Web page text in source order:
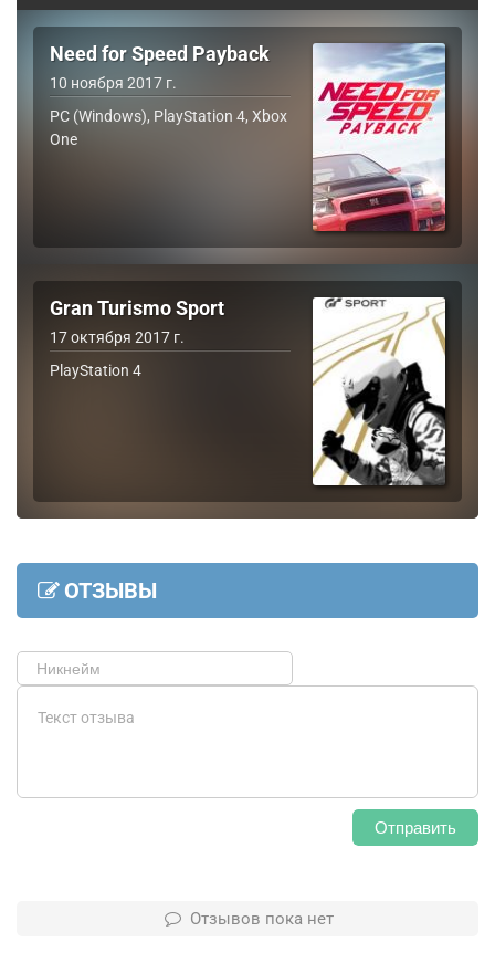
Need for Speed Payback
10 ноября 2017 г.
PC (Windows), PlayStation 4, Xbox
One
Gran Turismo Sport
17 октября 2017 г.
PlayStation 4
ОТЗЫВЫ
Отправить
Отзывов пока нет